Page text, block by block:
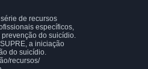
de recursos
específicos,
do suicídio.
a iniciação
do suicídio.
recursos/